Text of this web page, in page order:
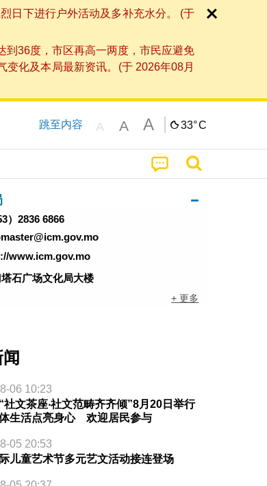
日下进行户外活动及多补充水分。 (于
到36度，市区再高一两度，市民应避免
化及本局最新资讯。(于 2026年08月
跳至内容 A A A 33°C
）2836 6866
www.icm.gov.mo
石广场文化局大楼
+ 更多
06 10:23
社文茶座‧社文范畴齐齐倾”8月20日举行
生活点亮身心 欢迎居民参与
05 20:53
儿童艺术节多元艺文活动接连登场